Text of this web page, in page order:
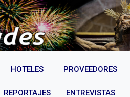
HOTELES PROVEEDORES
REPORTAJES ENTREVISTAS